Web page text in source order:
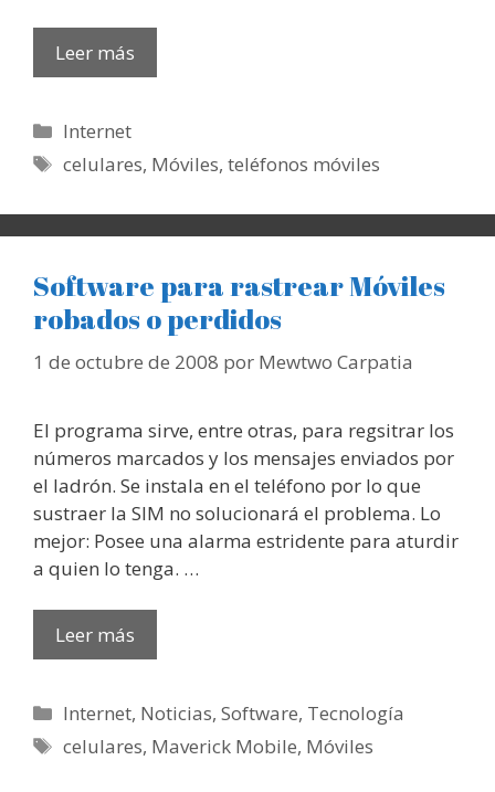
Leer más
Categorías
Internet
Etiquetas
celulares, Móviles,teléfonos móviles
Software para rastrear Móviles
robados o perdidos
1 de octubre de 2008 por Mewtwo Carpatia
El programa sirve, entre otras, para regsitrar los
números marcados y los mensajes enviados por
el ladrón. Se instala en el teléfono por lo que
sustraer la SIM no solucionará el problema. Lo
mejor: Posee una alarma estridente para aturdir
a quien lo tenga. …
Leer más
Categorías
Internet, Noticias,Software, Tecnología
Etiquetas
celulares, Maverick Mobile, Móviles